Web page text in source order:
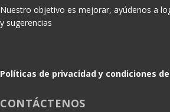
Nuestro objetivo es mejorar, ayúdenos a
y sugerencias
Políticas de privacidad y condiciones
CONTÁCTENOS